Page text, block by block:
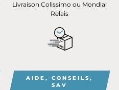
Livraison Colissimo ou Mondial
Relais
AIDE, CONSEILS,
SAV